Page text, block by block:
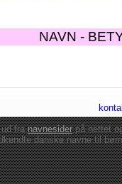
NAVN -
ud franavnesiderpå nettet
danskenavne til børn